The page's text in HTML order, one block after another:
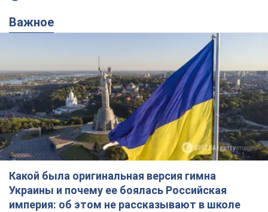
Важное
Какой была оригинальная версия гимна
Украины и почему ее боялась Российская
империя: об этом не рассказывают в школе